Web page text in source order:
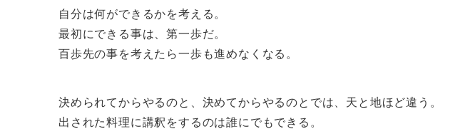
自分は何ができるかを考える。
最初にできる事は、第一歩だ。
百歩先の事を考えたら一歩も進めなくなる。
決められてからやるのと、決めてからやるのとでは、天と地ほど違う。
出された料理に講釈をするのは誰にでもできる。